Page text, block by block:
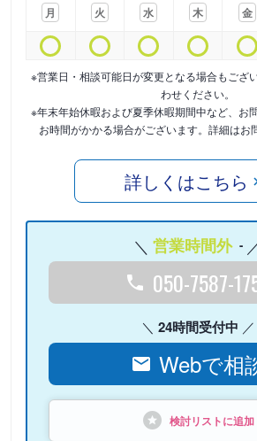
月
火
水
木
金
※営業日・相談可能日が変更となる場合もござ
わせください。
※年末年始休暇および夏季休暇期間中など、お
お時間がかかる場合がございます。詳細はお
詳しくはこちら
営業時間外 -
050-7587-
24時間受付中
Webで相
検討リストに追加